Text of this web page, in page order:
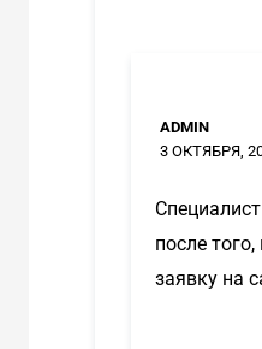
ADMIN
3 ОКТЯБРЯ,
после
заявку на